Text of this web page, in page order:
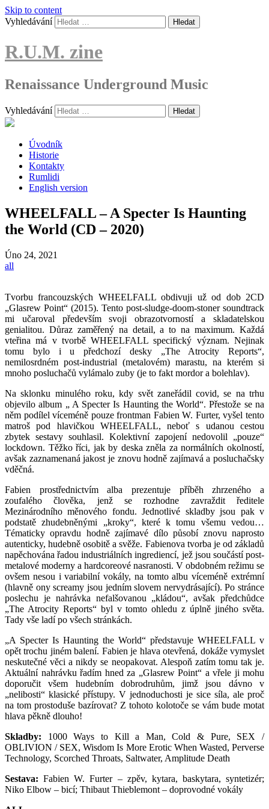
Skip to content
Vyhledávání
R.U.M. zine
Renaissance Underground Music
Vyhledávání
Úvodník
Historie
Kontakty
Rumlidi
English version
WHEELFALL – A Specter Is Haunting
the World (CD – 2020)
Úno 24, 2021
all
Tvorbu francouzských WHEELFALL obdivuji už od dob 2CD
„Glasrew Point“ (2015). Tento post-sludge-doom-stoner soundtrack
mi učaroval především svoji obrazotvorností a skladatelskou
genialitou. Důraz zaměřený na detail, a to na maximum. Každá
vteřina má v tvorbě WHEELFALL specifický význam. Nejinak
tomu bylo i u předchozí desky „The Atrocity Reports“,
nemilosrdném post-industrial (metalovém) marastu, na kterém si
mnoho posluchačů vylámalo zuby (je to fakt mordor a bolehlav).
Na sklonku minulého roku, kdy svět zaneřádil covid, se na trhu
objevilo album „ A Specter Is Haunting the World“. Přestože se na
něm podílel víceméně pouze frontman Fabien W. Furter, vyšel tento
matroš pod hlavičkou WHEELFALL, neboť s udanou cestou
zbytek sestavy souhlasil. Kolektivní zapojení nedovolil „pouze“
lockdown. Těžko říci, jak by deska zněla za normálních okolností,
avšak zaznamenaná jakost je znovu hodně zajímavá a posluchačsky
vděčná.
Fabien prostřednictvím alba prezentuje příběh zhrzeného a
zoufalého člověka, jenž se rozhodne zavraždit ředitele
Mezinárodního měnového fondu. Jednotlivé skladby jsou pak v
podstatě zhudebněnými „kroky“, které k tomu všemu vedou…
Tématicky opravdu hodně zajímavé dílo působí znovu naprosto
autenticky, hudebně osobitě a svěže. Fabienova tvorba je od základů
napěchována řadou industriálních ingrediencí, jež jsou součástí post-
metalové moderny a hardcoreové nasranosti. V obdobném režimu se
ovšem nesou i variabilní vokály, na tomto albu víceméně extrémní
(hlavně ony screamy jsou jedním slovem nervydrásající). Po stránce
poslechu je nahrávka nefalšovanou „kládou“, avšak předchůdce
„The Atrocity Reports“ byl v tomto ohledu z úplně jiného světa.
Tady vše ladí po všech stránkách.
„A Specter Is Haunting the World“ představuje WHEELFALL v
opět trochu jiném balení. Fabien je hlava otevřená, dokáže vymyslet
neskutečné věci a nikdy se neopakovat. Alespoň zatím tomu tak je.
Aktuální nahrávku řadím hned za „Glasrew Point“ a vřele ji mohu
doporučit všem hudebním dobrodruhům, jimž jsou dávno v
„nelibosti“ klasické přístupy. V jednoduchosti je sice síla, ale proč
na tom prostoduše bazírovat? Z tohoto kolotoče se vám bude motat
hlava pěkně dlouho!
Skladby: 1000 Ways to Kill a Man, Cold & Pure, SEX /
OBLIVION / SEX, Wisdom Is More Erotic When Wasted, Perverse
Technology, Scorched Throats, Saltwater, Amplitude Death
Sestava: Fabien W. Furter – zpěv, kytara, baskytara, syntetizér;
Niko Elbow – bicí; Thibaut Thieblemont – doprovodné vokály